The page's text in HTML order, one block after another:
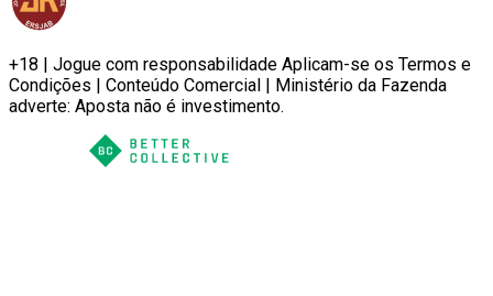
+18 | Jogue com responsabilidade Aplicam-se os Termos e
Condições | Conteúdo Comercial | Ministério da Fazenda
adverte: Aposta não é investimento.